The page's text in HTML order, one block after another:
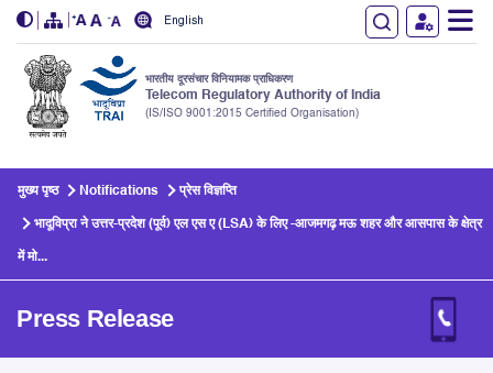
English
भारतीय दूरसंचार विनियामक प्राधिकरण
Telecom Regulatory Authority of India
(IS/ISO 9001:2015 Certified Organisation)
मुख्य पृष्ठ Notifications प्रेस विज्ञप्ति
भादूविप्रा ने उत्तर-प्रदेश (पूर्व) एल एस ए (LSA) के लिए -आजमगढ़ मऊ शहर और आसपास के क्षेत्र
में मो...
Press Release